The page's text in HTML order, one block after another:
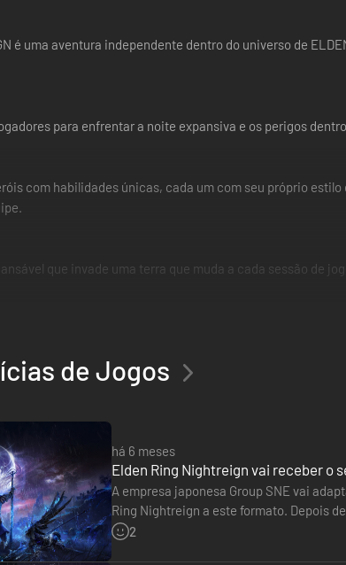
é uma aventura independente dentro do universo de
para enfrentar a noite expansiva e os perigos
com habilidades únicas, cada um com seu próprio
que invade uma terra que muda a cada sessão de
Deluxe Edition disponível. Tome cuidado para não comprar
de Jogos
há 6 meses
Elden Ring Nightreign vai receber o
A empresa japonesa Group SNE vai
Ring Nightreign a este formato. Depois
Nightreign na primavera de…
2